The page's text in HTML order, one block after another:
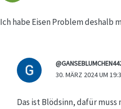
Ich habe Eisen Problem deshalb
30. MÄRZ 2024 UM
Das ist Blödsinn, dafür muss